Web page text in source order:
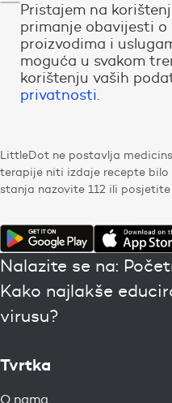
Pristajem na
primanje obavijesti
proizvodima i
moguća u svakom
korištenju vaših
privatnosti.
LittleDot ne postavlja
terapije niti izdaje recepte bilo
stanja nazovite 112 ili
Nalazite se na:
Kako najlakše
virusu?
Tvrtka
O nama